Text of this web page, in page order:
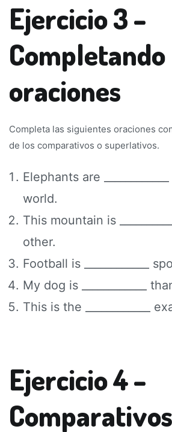
Ejercicio 3 –
Completando
oraciones
Completa las siguientes oraciones
de los comparativos o superlativos.
Elephants are
world.
This mountain is
other.
Football is ____________
My dog is ____________
This is the ____________
Ejercicio 4 –